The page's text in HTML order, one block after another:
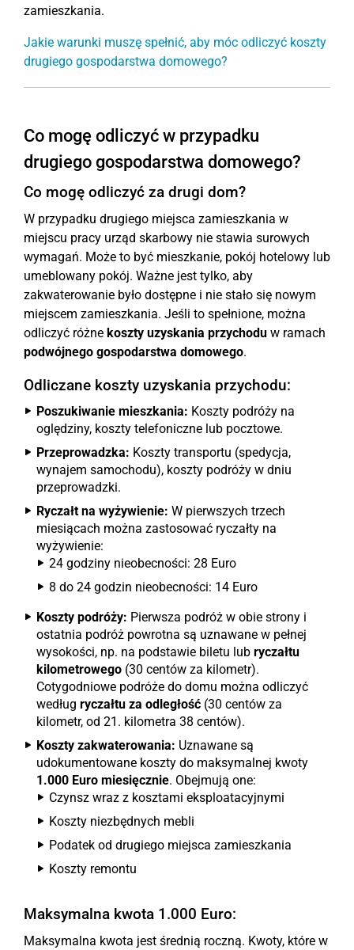
zamieszkania.
Jakie warunki muszę spełnić, aby móc odliczyć koszty
drugiego gospodarstwa domowego?
Co mogę odliczyć w przypadku
drugiego gospodarstwa domowego?
Co mogę odliczyć za drugi dom?
W przypadku drugiego miejsca zamieszkania w
miejscu pracy urząd skarbowy nie stawia surowych
wymagań. Może to być mieszkanie, pokój hotelowy lub
umeblowany pokój. Ważne jest tylko, aby
zakwaterowanie było dostępne i nie stało się nowym
miejscem zamieszkania. Jeśli to spełnione, można
odliczyć różne koszty uzyskania przychodu w ramach
podwójnego gospodarstwa domowego.
Odliczane koszty uzyskania przychodu:
Poszukiwanie mieszkania: Koszty podróży na
oględziny, koszty telefoniczne lub pocztowe.
Przeprowadzka: Koszty transportu (spedycja,
wynajem samochodu), koszty podróży w dniu
przeprowadzki.
Ryczałt na wyżywienie: W pierwszych trzech
miesiącach można zastosować ryczałty na
wyżywienie:
24 godziny nieobecności: 28 Euro
8 do 24 godzin nieobecności: 14 Euro
Koszty podróży: Pierwsza podróż w obie strony i
ostatnia podróż powrotna są uznawane w pełnej
wysokości, np. na podstawie biletu lub ryczałtu
kilometrowego (30 centów za kilometr).
Cotygodniowe podróże do domu można odliczyć
według ryczałtu za odległość (30 centów za
kilometr, od 21. kilometra 38 centów).
Koszty zakwaterowania: Uznawane są
udokumentowane koszty do maksymalnej kwoty
1.000 Euro miesięcznie. Obejmują one:
Czynsz wraz z kosztami eksploatacyjnymi
Koszty niezbędnych mebli
Podatek od drugiego miejsca zamieszkania
Koszty remontu
Maksymalna kwota 1.000 Euro:
Maksymalna kwota jest średnią roczną. Kwoty, które w